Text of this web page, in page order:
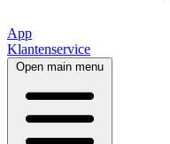
App
Klantenservice
Open main menu